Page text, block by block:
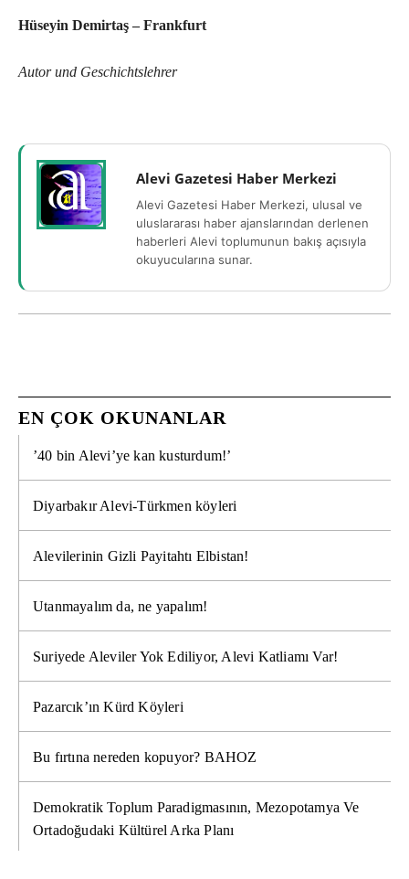
Hüseyin Demirtaş – Frankfurt
Autor und Geschichtslehrer
Alevi Gazetesi Haber Merkezi
Alevi Gazetesi Haber Merkezi, ulusal ve
uluslararası haber ajanslarından derlenen
haberleri Alevi toplumunun bakış açısıyla
okuyucularına sunar.
EN ÇOK OKUNANLAR
’40 bin Alevi’ye kan kusturdum!’
Diyarbakır Alevi-Türkmen köyleri
Alevilerinin Gizli Payitahtı Elbistan!
Utanmayalım da, ne yapalım!
Suriyede Aleviler Yok Ediliyor, Alevi Katliamı Var!
Pazarcık’ın Kürd Köyleri
Bu fırtına nereden kopuyor? BAHOZ
Demokratik Toplum Paradigmasının, Mezopotamya Ve
Ortadoğudaki Kültürel Arka Planı